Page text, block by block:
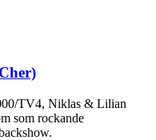
TV4, Niklas & Lilian
som rockande